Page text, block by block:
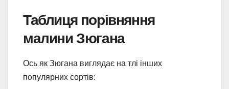
Таблиця порівняння
малини Зюгана
Ось як Зюгана виглядає на тлі інших
популярних сортів: